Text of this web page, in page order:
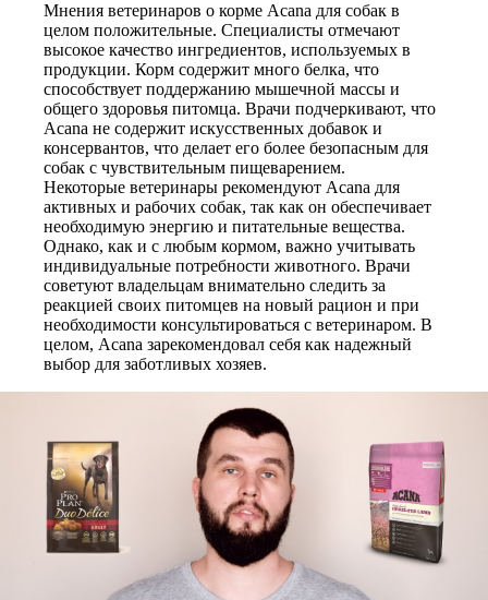
Мнения ветеринаров о корме Acana для собак в
целом положительные. Специалисты отмечают
высокое качество ингредиентов, используемых в
продукции. Корм содержит много белка, что
способствует поддержанию мышечной массы и
общего здоровья питомца. Врачи подчеркивают, что
Acana не содержит искусственных добавок и
консервантов, что делает его более безопасным для
собак с чувствительным пищеварением.
Некоторые ветеринары рекомендуют Acana для
активных и рабочих собак, так как он обеспечивает
необходимую энергию и питательные вещества.
Однако, как и с любым кормом, важно учитывать
индивидуальные потребности животного. Врачи
советуют владельцам внимательно следить за
реакцией своих питомцев на новый рацион и при
необходимости консультироваться с ветеринаром. В
целом, Acana зарекомендовал себя как надежный
выбор для заботливых хозяев.